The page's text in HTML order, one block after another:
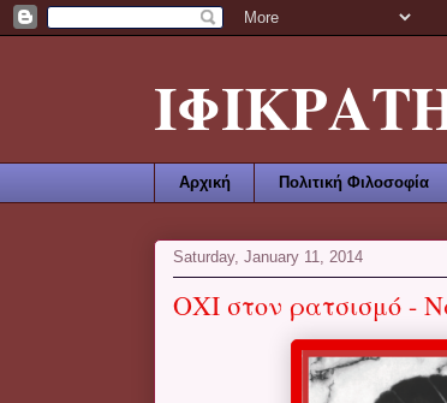
Αρχική Πολιτική Φιλοσοφία
Saturday, January 11, 2014
ΟΧΙ στον ρατσισμό -